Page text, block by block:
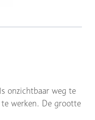
onzichtbaar weg te
werken. De grootte